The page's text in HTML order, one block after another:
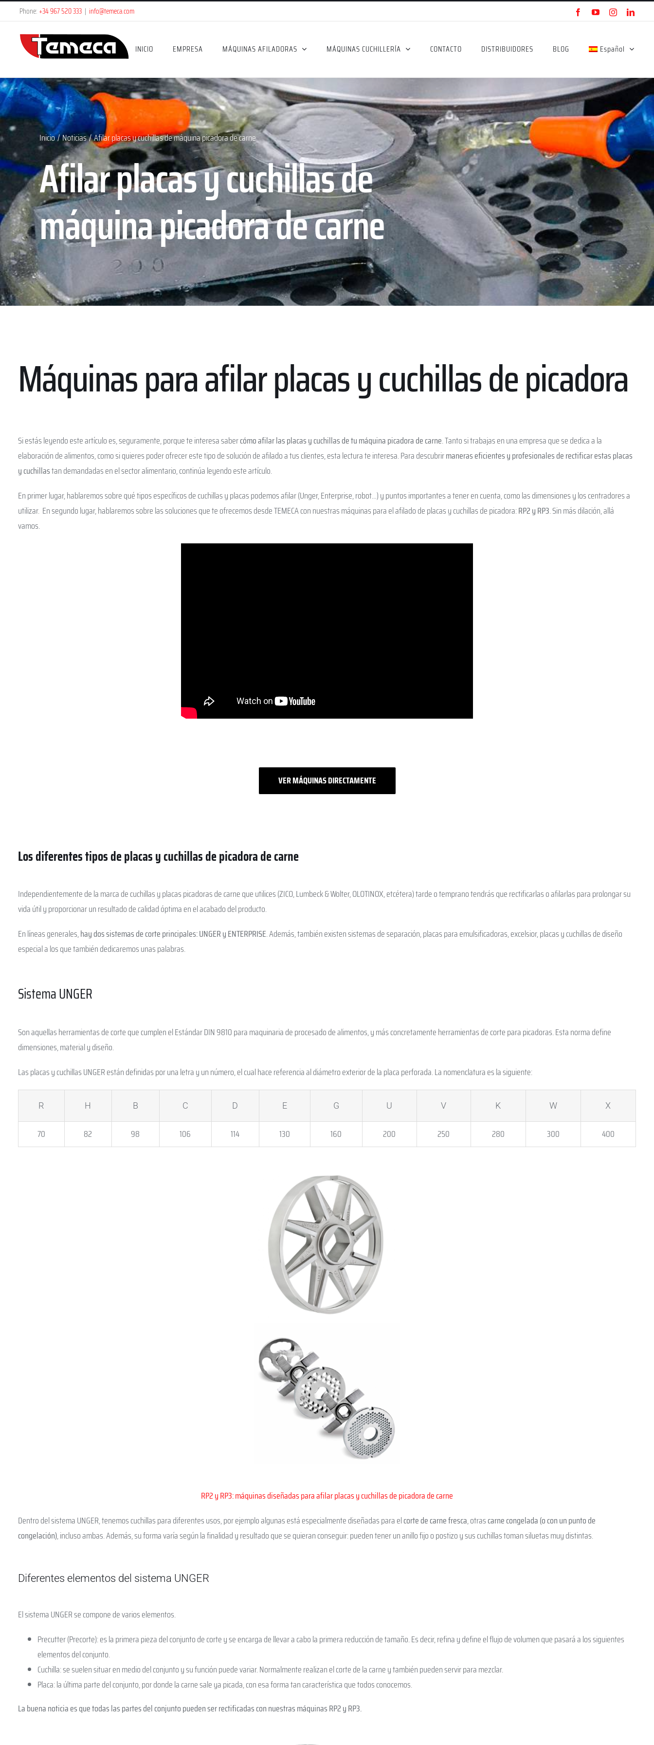
al
contenido
Phone: +34 967 520 333 | info@temeca.com FacebookYouTubeInstagram
INICIO EMPRESA MÁQUINAS AFILADORAS MÁQUINAS CUCHILLERÍA CONTACTO DISTRIBUIDORES BLOG Español
Inicio/Noticias/Afilar placas y cuchillas de máquina picadora de carne
Afilar placas y cuchillas de
máquina picadora de carne
Máquinas para afilar placas y cuchillas de picadora
Si estás leyendo este artículo es, seguramente, porque te interesa sabercómo afilar las placas y cuchillas de tu máquina picadora de carne. Tanto si trabajas en una empresa que se dedica a la
elaboración de alimentos, como si quieres poder ofrecer este tipo de solución de afilado a tus clientes, esta lectura te interesa. Para descubrirmaneras eficientes y profesionales de rectificar estas placas
y cuchillastan demandadas en el sector alimentario, continúa leyendo este artículo.
En primer lugar, hablaremos sobre qué tipos específicos de cuchillas y placas podemos afilar (Unger, Enterprise, robot…) y puntos importantes a tener en cuenta, como las dimensiones y los centradores a
utilizar. En segundo lugar, hablaremos sobre las soluciones que te ofrecemos desde TEMECA con nuestras máquinas para el afilado de placas y cuchillas de picadora:RP2 y RP3. Sin más dilación, allá
vamos.
VER MÁQUINAS DIRECTAMENTE
Los diferentes tipos de placas y cuchillas de picadora de carne
Independientemente de la marca de cuchillas y placas picadoras de carne que utilices (ZICO, Lumbeck & Wolter, OLOTINOX, etcétera) tarde o temprano tendrás que rectificarlas o afilarlas para prolongar su
vida útil y proporcionar un resultado de calidad óptima en el acabado del producto.
En líneas generales,hay dos sistemas de corte principales: UNGER y ENTERPRISE. Además, también existen sistemas de separación, placas para emulsificadoras, excelsior, placas y cuchillas de diseño
especial a los que también dedicaremos unas palabras.
Sistema UNGER
Son aquellas herramientas de corte que cumplen el Estándar DIN 9810 para maquinaria de procesado de alimentos, y más concretamente herramientas de corte para picadoras. Esta norma define
dimensiones, material y diseño.
Las placas y cuchillas UNGER están definidas por una letra y un número, el cual hace referencia al diámetro exterior de la placa perforada. La nomenclatura es la siguiente:
R H B C D E G U V K W X
70 82 98 106 114 130 160 200 250 280 300 400
RP2 y RP3: máquinas diseñadas para afilar placas y cuchillas de picadora de carne
Dentro del sistema UNGER, tenemos cuchillas para diferentes usos, por ejemplo algunas está especialmente diseñadas para elcorte de carne fresca, otrascarne congelada (o con un punto de
congelación), incluso ambas. Además, su forma varía según la finalidad y resultado que se quieran conseguir: pueden tener un anillo fijo o postizo y sus cuchillas toman siluetas muy distintas.
Diferentes elementos del sistema UNGER
El sistema UNGER se compone de varios elementos.
Precutter (Precorte): es la primera pieza del conjunto de corte y se encarga de llevar a cabo la primera reducción de tamaño. Es decir, refina y define el flujo de volumen que pasará a los siguientes
elementos del conjunto.
Cuchilla: se suelen situar en medio del conjunto y su función puede variar. Normalmente realizan el corte de la carne y también pueden servir para mezclar.
Placa: la última parte del conjunto, por donde la carne sale ya picada, con esa forma tan característica que todos conocemos.
La buena noticia es que todas las partes del conjunto pueden ser rectificadas con nuestras máquinas RP2 y RP3.